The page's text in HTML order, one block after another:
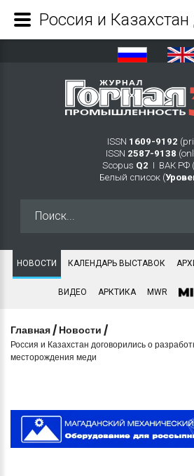
ISSN 1609-9192
ISSN 2587-9138
Scopus Q2 Ι ВАК РФ (
Белый список (
НОВОСТИ КАЛЕНДАРЬ ВЫСТАВОК
ВИДЕО АРКТИКА MWR
Главная / Новости /
Россия и Казахстан договорились о
месторождения меди